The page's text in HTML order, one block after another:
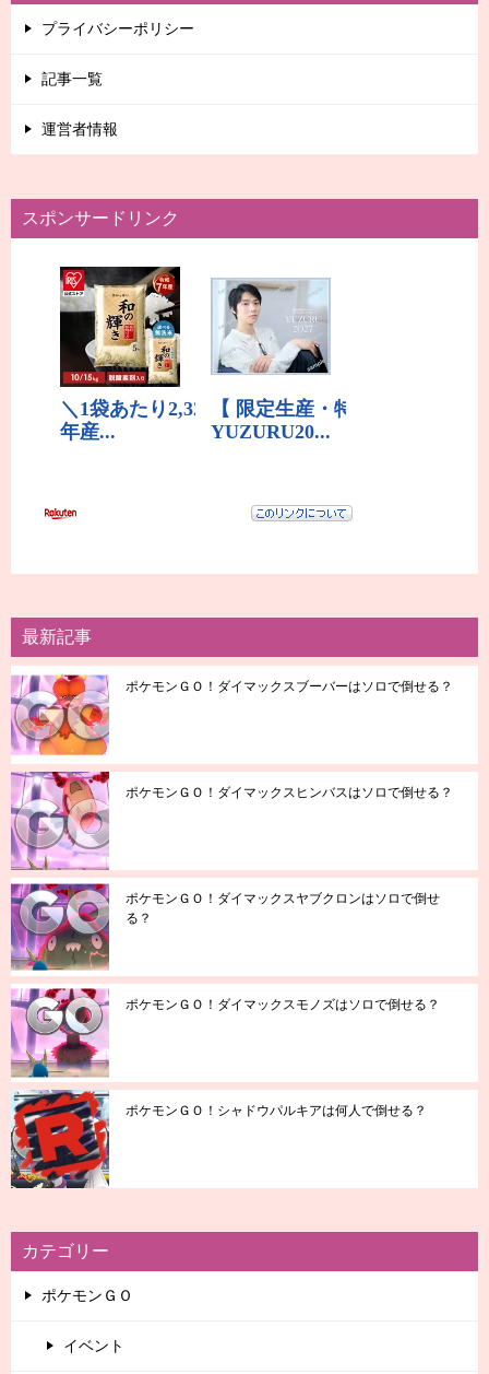
プライバシーポリシー
記事一覧
運営者情報
スポンサードリンク
最新記事
ポケモンＧＯ！ダイマックスブーバーはソロで倒せる？
ポケモンＧＯ！ダイマックスヒンバスはソロで倒せる？
ポケモンＧＯ！ダイマックスヤブクロンはソロで倒せ
る？
ポケモンＧＯ！ダイマックスモノズはソロで倒せる？
ポケモンＧＯ！シャドウパルキアは何人で倒せる？
カテゴリー
ポケモンＧＯ
イベント